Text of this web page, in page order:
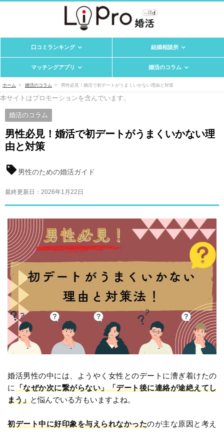
口コミランキング 結婚相談所
マッチングアプリ 婚活のコラム
ホーム 婚活のコラム 男性必見！婚活で初デートがうまくいかない理由と対策
本サイトはプロモーションを含んでいます。
婚活のコラム
男性必見！婚活で初デートがうまくいかない理
由と対策
男性のための婚活ガイド
最終更新日： 2026年1月22日
婚活男性の中には、ようやく女性とのデートに漕ぎ着けたの
に「なぜか次に繋がらない」「デート後に連絡が途絶えてし
まう」と悩んでいる方もいますよね。
初デート中に好印象を与えられなかったのが主な原因と考え